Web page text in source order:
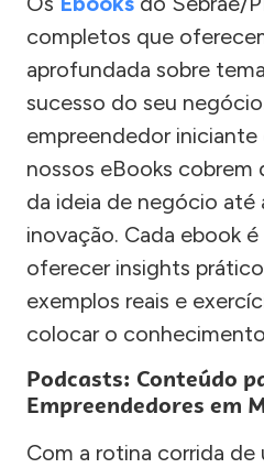
completos que
aprofundada sobre
sucesso do seu
empreendedor
nossos eBooks cobrem
da ideia de negócio até
inovação. Cada ebook
oferecer insights
exemplos reais e
colocar o
Podcasts: Conteúdo
Empreendedores em
Com a rotina corrida